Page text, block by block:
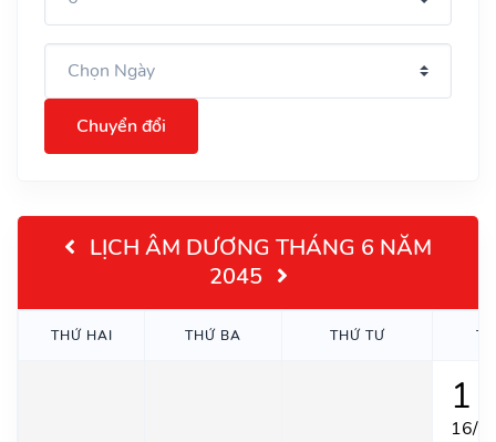
Chuyển đổi
LỊCH ÂM DƯƠNG THÁNG 6 NĂM
2045
THỨ HAI THỨ BA THỨ TƯ
1
16/4